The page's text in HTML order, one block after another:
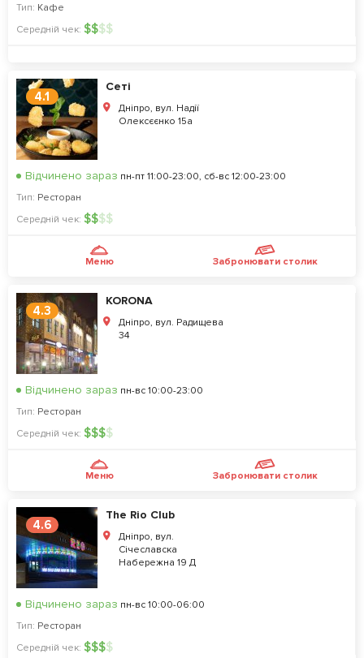
Тип: Кафе
Середній чек: $$$$
4.1
Сеті
Дніпро, вул. Надії
Олексєєнко 15а
Відчинено зараз пн-пт 11:00-23:00, сб-вс 12:00-23:00
Тип: Ресторан
Середній чек: $$$$
Меню Забронювати столик
4.3
KORONA
Дніпро, вул. Радищева
34
Відчинено зараз пн-вс 10:00-23:00
Тип: Ресторан
Середній чек: $$$$
Меню Забронювати столик
4.6
The Rio Club
Дніпро, вул.
Сiчеславска
Набережна 19 Д
Відчинено зараз пн-вс 10:00-06:00
Тип: Ресторан
Середній чек: $$$$